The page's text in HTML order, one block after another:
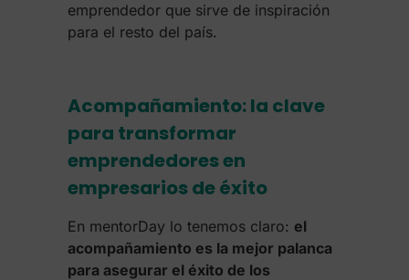
emprendedor que sirve de inspiración
para el resto del país.
Acompañamiento: la clave
para transformar
emprendedores en
empresarios de éxito
En mentorDay lo tenemos claro: el
acompañamiento es la mejor palanca
para asegurar el éxito de los